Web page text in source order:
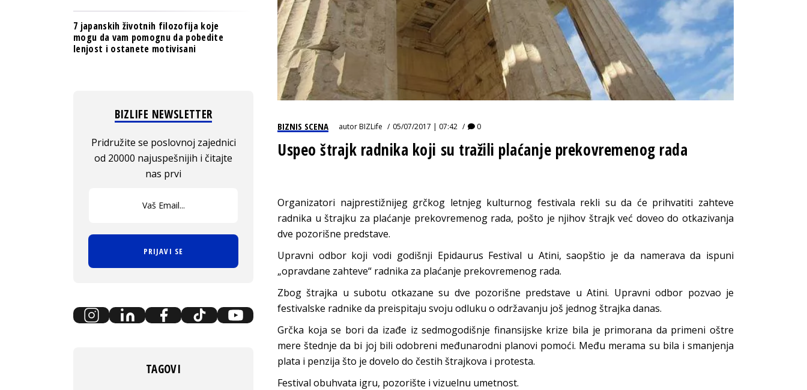
BIZNIS SCENA autorBIZLife 05/07/2017 | 07:42 0
Uspeo štrajk radnika koji su tražili plaćanje prekovremenog rada
Organizatori najprestižnijeg grčkog letnjeg kulturnog festivala rekli su da će prihvatiti zahteve
radnika u štrajku za plaćanje prekovremenog rada, pošto je njihov štrajk već doveo do otkazivanja
dve pozorišne predstave.
Upravni odbor koji vodi godišnji Epidaurus Festival u Atini, saopštio je da namerava da ispuni
„opravdane zahteve“ radnika za plaćanje prekovremenog rada.
Zbog štrajka u subotu otkazane su dve pozorišne predstave u Atini. Upravni odbor pozvao je
festivalske radnike da preispitaju svoju odluku o održavanju još jednog štrajka danas.
Grčka koja se bori da izađe iz sedmogodišnje finansijske krize bila je primorana da primeni oštre
mere štednje da bi joj bili odobreni međunarodni planovi pomoći. Među merama su bila i smanjenja
plata i penzija što je dovelo do čestih štrajkova i protesta.
Festival obuhvata igru, pozorište i vizuelnu umetnost.
7 japanskih životnih filozofija koje
mogu da vam pomognu da pobedite
lenjost i ostanete motivisani
BIZLIFE NEWSLETTER
Pridružite se poslovnoj zajednici
od 20000 najuspešnijih i čitajte
nas prvi
PRIJAVI SE
TAGOVI